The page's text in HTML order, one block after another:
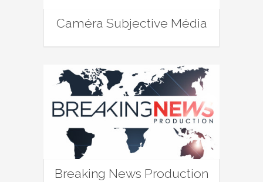
Caméra Subjective Média
Breaking News Production